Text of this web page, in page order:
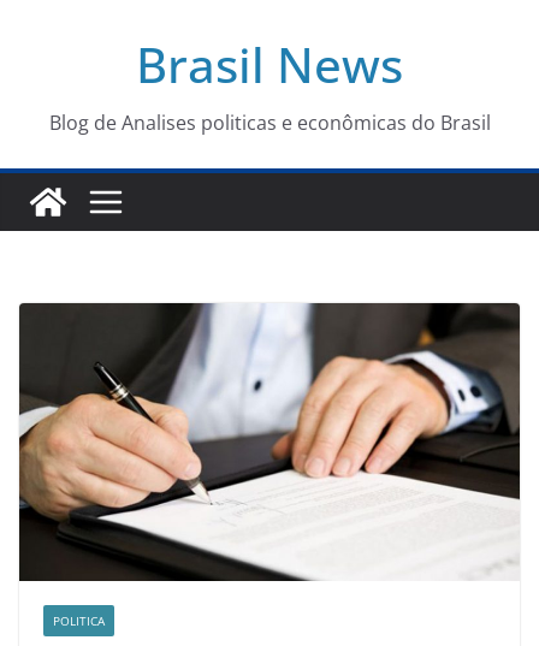
conteúdo
Brasil News
Blog de Analises politicas e econômicas do Brasil
POLITICA